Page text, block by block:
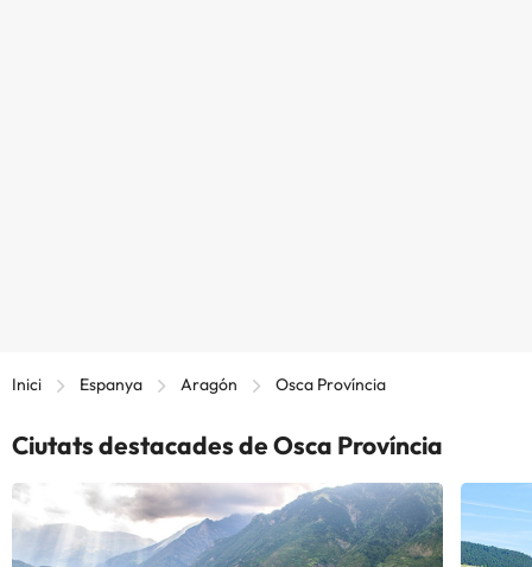
Inici Espanya Aragón Osca Província
Ciutats destacades de Osca Província